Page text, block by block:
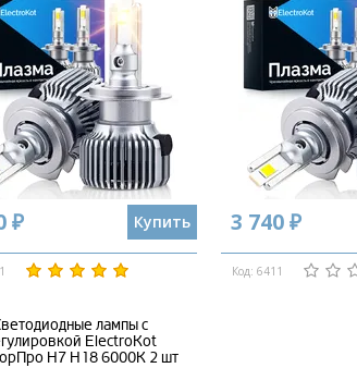
₽ Купить 3 740 ₽
Код: 6411
лампы с
ElectroKot
H7 H18 6000K 2 шт